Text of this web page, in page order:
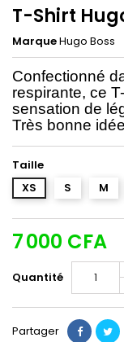
T-Shirt
MarqueHugo Boss
Confectionné
respirante, ce
sensation de
Très bonne
Taille
XS
S M
7 000 CFA
Quantité
Partager